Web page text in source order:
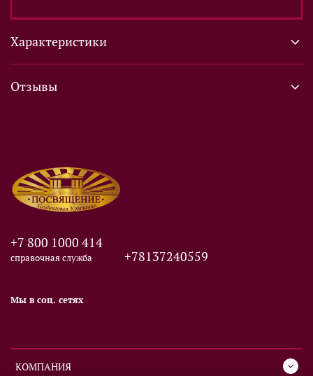
Характеристики
Отзывы
КОМПАНИЯ
+7 800 1000 414
справочная служба +78137240559
Мы в соц. сетях